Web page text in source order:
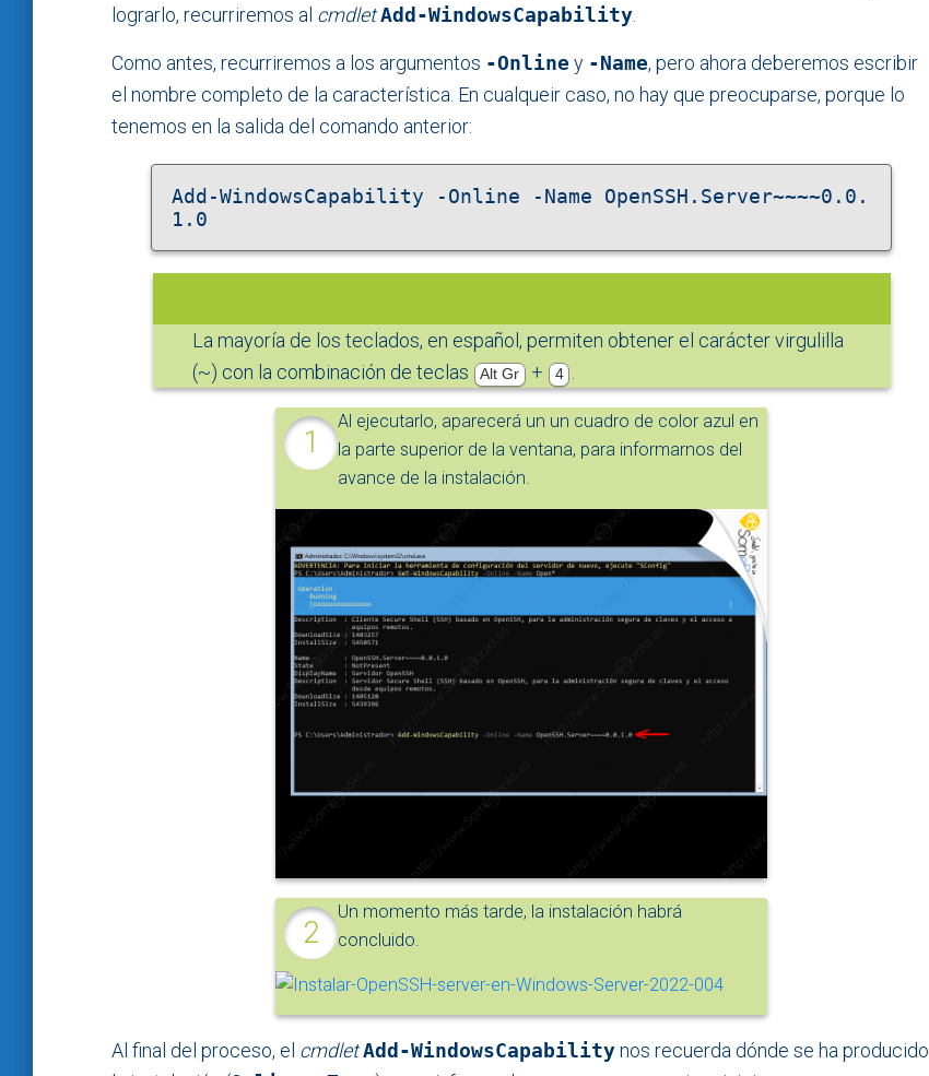
lograrlo, recurriremos al cmdletAdd-WindowsCapability.
Como antes, recurriremos a los argumentos -Onliney -Name, pero ahora deberemos escribir
el nombre completo de la característica. En cualqueir caso, no hay que preocuparse, porque lo
tenemos en la salida del comando anterior:
Add-WindowsCapability -Online -Name OpenSSH.Server~~~~0.0.
1.0
La mayoría de los teclados, en español, permiten obtener el carácter virgulilla
(~) con la combinación de teclas
Alt Gr + 4 .
Al ejecutarlo, aparecerá un un cuadro de color azul en
la parte superior de la ventana, para informarnos del
avance de la instalación.
Un momento más tarde, la instalación habrá
concluido.
Al final del proceso, el cmdletAdd-WindowsCapabilitynos recuerda dónde se ha producido